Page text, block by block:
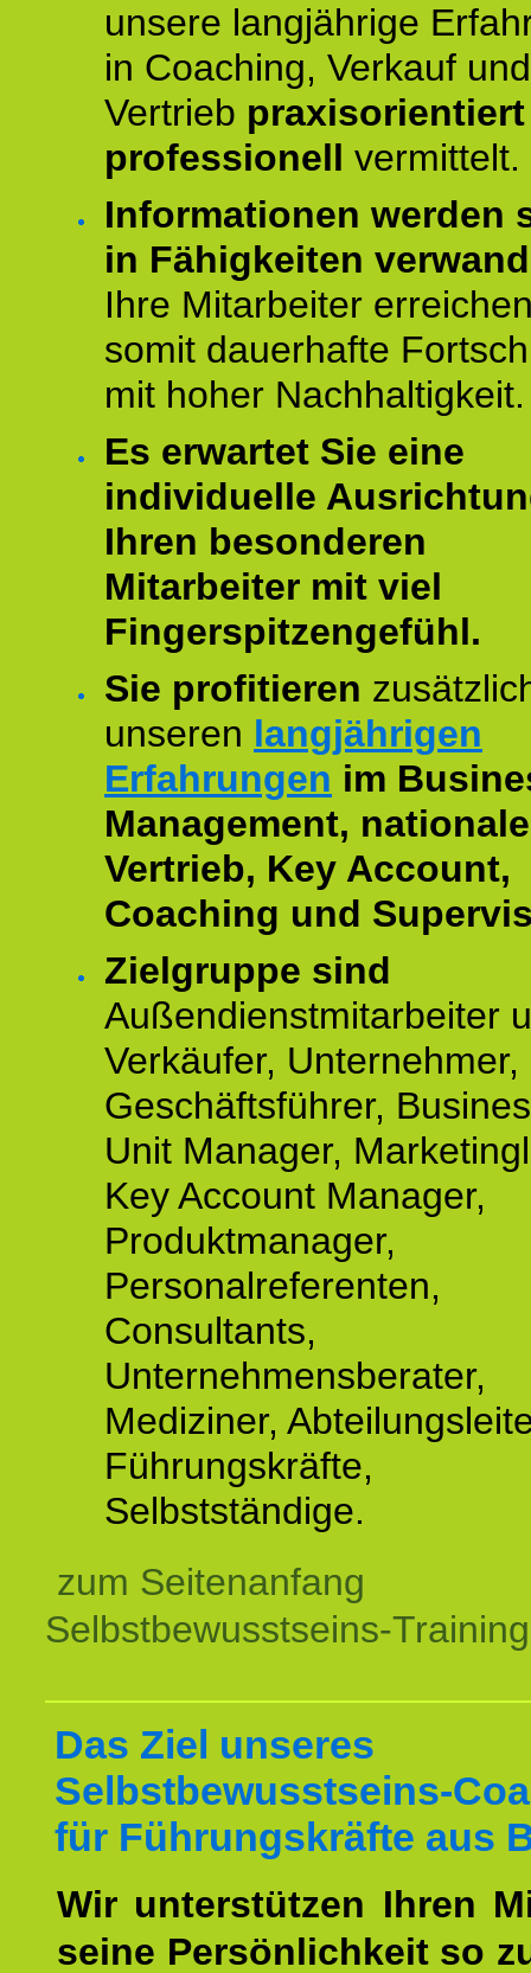
unsere langjährige
in Coaching, Verkauf und
Vertrieb
professionell vermittelt.
Informationen werden
in Fähigkeiten
Ihre Mitarbeiter
somit dauerhafte
mit hoher Nachhaltigkeit.
Es erwartet Sie eine
individuelle
Ihren besonderen
Mitarbeiter mit viel
Fingerspitzengefühl.
Sie profitieren
unseren langjährigen
Erfahrungen im
Management,
Vertrieb, Key Account,
Coaching und
Zielgruppe sind
Außendienstmitarbeiter
Verkäufer, Unternehmer,
Geschäftsführer,
Unit Manager,
Key Account Manager,
Produktmanager,
Personalreferenten,
Consultants,
Unternehmensberater,
Mediziner,
Führungskräfte,
Selbstständige.
zum Seitenanfang
Selbstbewusstseins-
Das Ziel unseres
Selbstbewusstseins-
für Führungskräfte aus
Wir unterstützen Ihren
seine Persönlichkeit so